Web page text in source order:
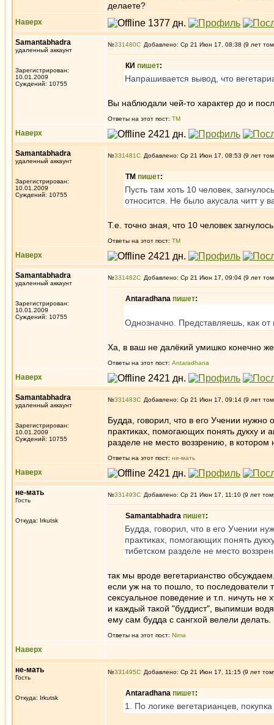
делаете?
Наверх
Samantabhadra
удаленный аккаунт
Зарегистрирован:
10.01.2009
Суждений: 10755
№331480 Добавлено: Ср 21 Июн 17, 08:38 (9 лет
КИ пишет:
Напрашивается вывод, что
Вы наблюдали чей-то характер до и
Ответы на этот пост: ТМ
Наверх
Samantabhadra
удаленный аккаунт
Зарегистрирован:
10.01.2009
Суждений: 10755
№331481 Добавлено: Ср 21 Июн 17, 08:53 (9 лет
ТМ пишет:
Пусть там хоть 10 человек,
относится. Не было акусала читт у
Т.е. точно зная, что 10 человек
Ответы на этот пост: ТМ
Наверх
Samantabhadra
удаленный аккаунт
Зарегистрирован:
10.01.2009
Суждений: 10755
№331482 Добавлено: Ср 21 Июн 17, 09:04 (9 лет
Antaradhana пишет:
Однозначно. Представляешь, как от
Ха, в ваш не далёкий умишко конечно
Ответы на этот пост: Antaradhana
Наверх
Samantabhadra
удаленный аккаунт
Зарегистрирован:
10.01.2009
Суждений: 10755
№331483 Добавлено: Ср 21 Июн 17, 09:14 (9 лет
Будда, говорил, что в его Учении
практиках, помогающих понять дукху и
разделе не место воззрению, в
Ответы на этот пост: не-мать
Наверх
не-мать
Гость
Откуда: Irkutsk
№331493 Добавлено: Ср 21 Июн 17, 11:10 (9 лет
Samantabhadra пишет:
Будда, говорил, что в его Учении
практиках, помогающих понять
тибетском разделе не место
так мы вроде вегетарианство
если уж на то пошло, то последователи
сексуальное поведение и т.п. ничуть не
и каждый такой "буддист", выпимши
ему сам будда с сангхой велели
Ответы на этот пост: Nima
Наверх
не-мать
Гость
Откуда: Irkutsk
№331495 Добавлено: Ср 21 Июн 17, 11:15 (9 лет
Antaradhana пишет:
1. По логике вегетарианцев,